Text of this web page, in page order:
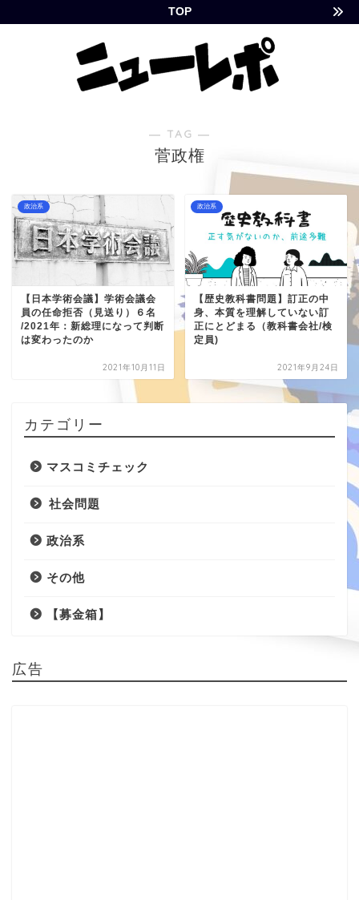
TOP
― TAG ―
菅政権
政治系
【日本学術会議】学術会議会
員の任命拒否（見送り）６名
/2021年：新総理になって判断
は変わったのか
2021年10月11日
政治系
【歴史教科書問題】訂正の中
身、本質を理解していない訂
正にとどまる（教科書会社/検
定員)
2021年9月24日
カテゴリー
マスコミチェック
社会問題
政治系
その他
【募金箱】
広告